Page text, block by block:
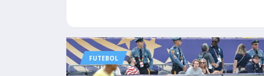
FUTEBOL